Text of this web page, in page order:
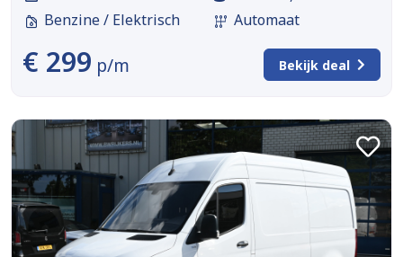
Benzine / Elektrisch
Automaat
€ 299 p/m Bekijk deal